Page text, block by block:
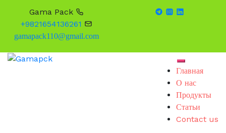
Gama Pack
+9821654136261
gamapack110@gmail.com
Skip
Главная
О нас
Продукты
Статьи
Contact us